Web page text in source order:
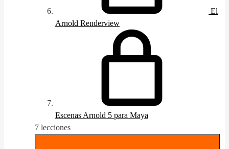
El
Arnold Renderview
Escenas Arnold 5 para Maya
7 lecciones